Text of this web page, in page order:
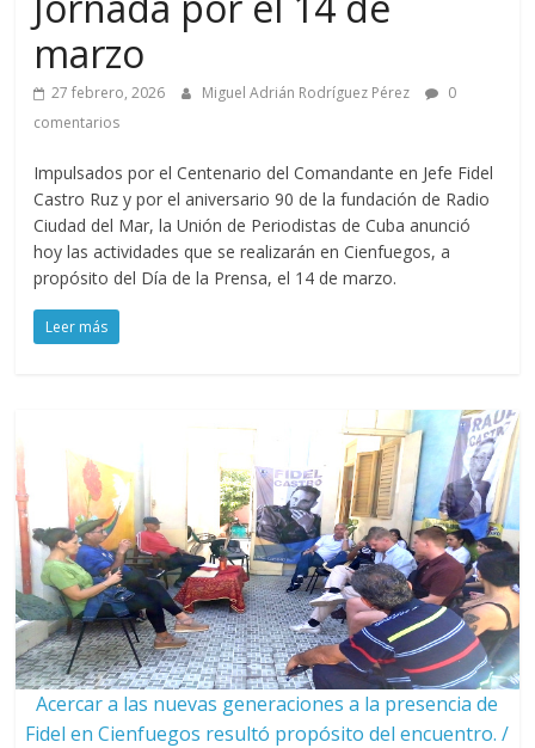
marzo
27 febrero, 2026 Miguel Adrián Rodríguez Pérez
0
comentarios
Impulsados por el Centenario del Comandante en Jefe Fidel
Castro Ruz y por el aniversario 90 de la fundación de Radio
Ciudad del Mar, la Unión de Periodistas de Cuba anunció
hoy las actividades que se realizarán en Cienfuegos, a
propósito del Día de la Prensa, el 14 de marzo.
Leer más
Acercar a las nuevas generaciones a la presencia de
Fidel en Cienfuegos resultó propósito del encuentro. /